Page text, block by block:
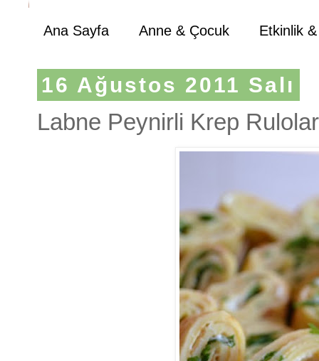
Ana Sayfa Anne & Çocuk Etkinlik
16 Ağustos 2011 Salı
Labne Peynirli Krep